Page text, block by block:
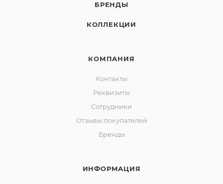
БРЕНДЫ
КОЛЛЕКЦИИ
КОМПАНИЯ
Контакты
Реквизиты
Сотрудники
Отзывы покупателей
Бренды
ИНФОРМАЦИЯ